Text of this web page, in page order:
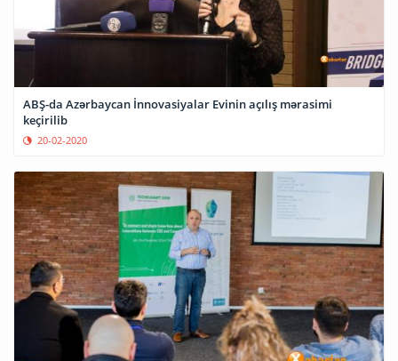
ABŞ-da Azərbaycan İnnovasiyalar Evinin açılış mərasimi
keçirilib
20-02-2020